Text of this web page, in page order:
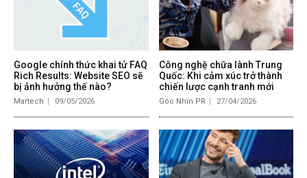
Google chính thức khai tử FAQ
Rich Results: Website SEO sẽ
bị ảnh hưởng thế nào?
Martech 09/05/2026
Công nghệ chữa lành Trung
Quốc: Khi cảm xúc trở thành
chiến lược cạnh tranh mới
Góc Nhìn PR 27/04/2026